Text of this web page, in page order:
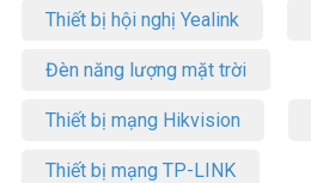
Thiết bị hội nghị Yealink
Đèn năng lượng mặt trời
Thiết bị mạng Hikvision
Thiết bị mạng TP-LINK